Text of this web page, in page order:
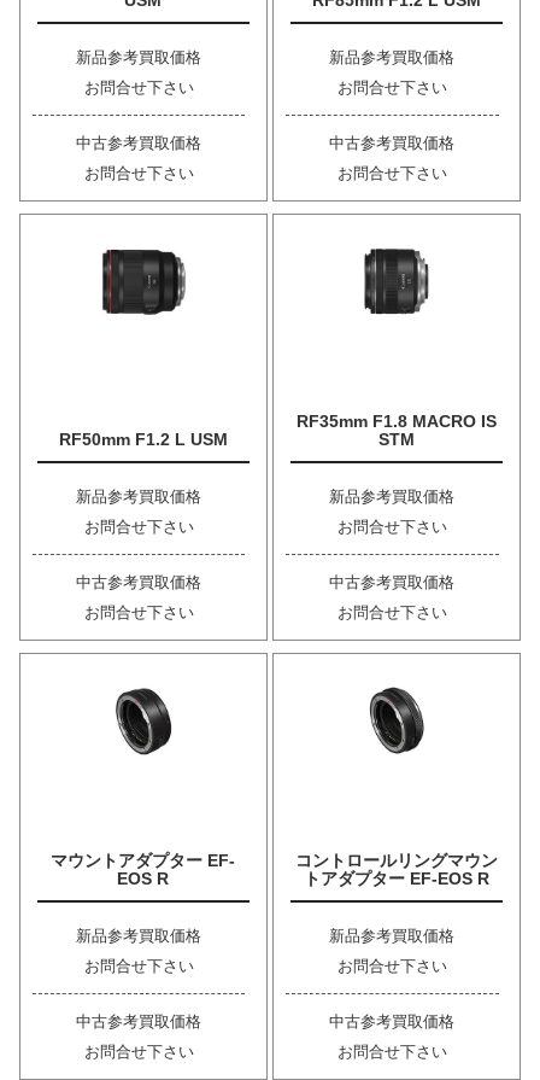
新品参考買取価格
お問合せ下さい
中古参考買取価格
お問合せ下さい
新品参考買取価格
お問合せ下さい
中古参考買取価格
お問合せ下さい
RF50mm F1.2 L USM
新品参考買取価格
お問合せ下さい
中古参考買取価格
お問合せ下さい
RF35mm F1.8 MACRO IS
STM
新品参考買取価格
お問合せ下さい
中古参考買取価格
お問合せ下さい
マウントアダプター EF-
EOS R
新品参考買取価格
お問合せ下さい
中古参考買取価格
お問合せ下さい
コントロールリングマウン
トアダプター EF-EOS R
新品参考買取価格
お問合せ下さい
中古参考買取価格
お問合せ下さい